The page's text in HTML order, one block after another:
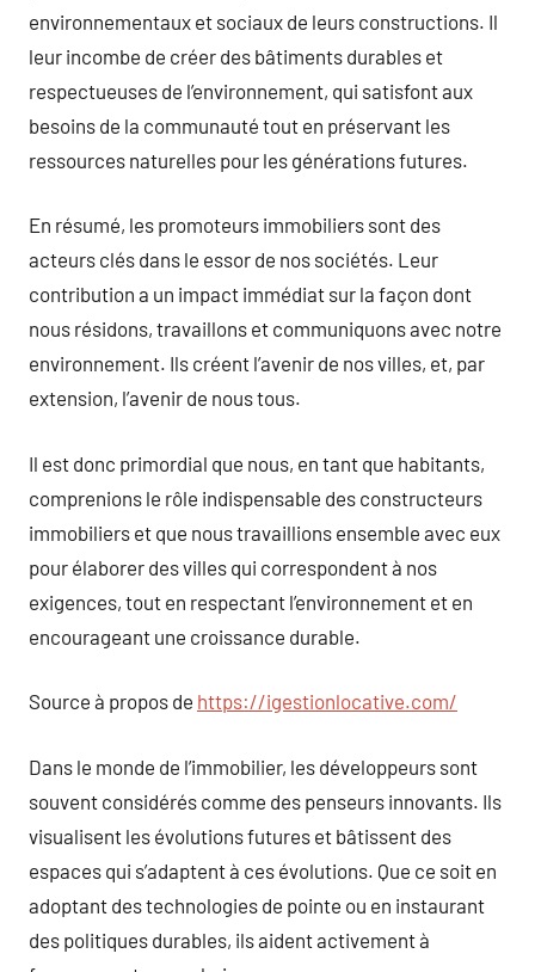
environnementaux et sociaux de leurs constructions. Il
leur incombe de créer des bâtiments durables et
respectueuses de l’environnement, qui satisfont aux
besoins de la communauté tout en préservant les
ressources naturelles pour les générations futures.
En résumé, les promoteurs immobiliers sont des
acteurs clés dans le essor de nos sociétés. Leur
contribution a un impact immédiat sur la façon dont
nous résidons, travaillons et communiquons avec notre
environnement. Ils créent l’avenir de nos villes, et, par
extension, l’avenir de nous tous.
Il est donc primordial que nous, en tant que habitants,
comprenions le rôle indispensable des constructeurs
immobiliers et que nous travaillions ensemble avec eux
pour élaborer des villes qui correspondent à nos
exigences, tout en respectant l’environnement et en
encourageant une croissance durable.
Source à propos de https://igestionlocative.com/
Dans le monde de l’immobilier, les développeurs sont
souvent considérés comme des penseurs innovants. Ils
visualisent les évolutions futures et bâtissent des
espaces qui s’adaptent à ces évolutions. Que ce soit en
adoptant des technologies de pointe ou en instaurant
des politiques durables, ils aident activement à